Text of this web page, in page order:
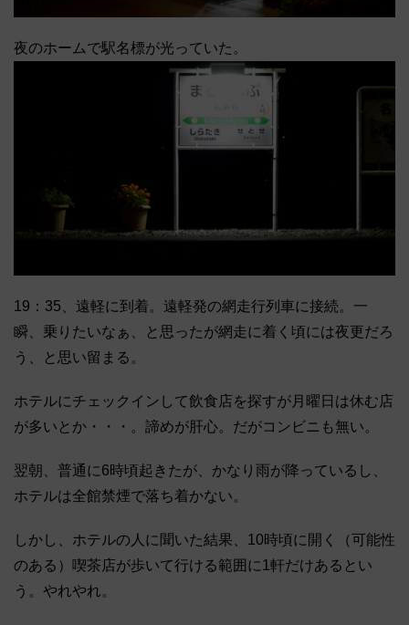
夜のホームで駅名標が光っていた。
19：35、遠軽に到着。遠軽発の網走行列車に接続。一
瞬、乗りたいなぁ、と思ったが網走に着く頃には夜更だろ
う、と思い留まる。
ホテルにチェックインして飲食店を探すが月曜日は休む店
が多いとか・・・。諦めが肝心。だがコンビニも無い。
翌朝、普通に6時頃起きたが、かなり雨が降っているし、
ホテルは全館禁煙で落ち着かない。
しかし、ホテルの人に聞いた結果、10時頃に開く（可能性
のある）喫茶店が歩いて行ける範囲に1軒だけあるとい
う。やれやれ。